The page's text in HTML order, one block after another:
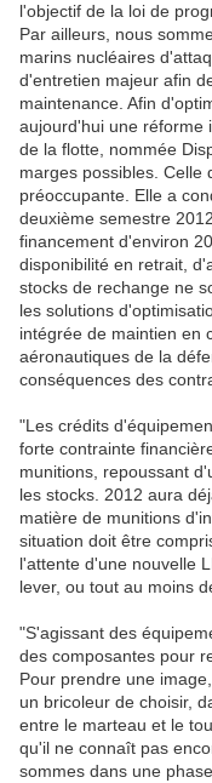
l'objectif de la loi de
Par ailleurs, nous
marins nucléaires
d'entretien majeur afin
maintenance. Afin
aujourd'hui une réforme
de la flotte, nommée
marges possibles. Celle
préoccupante. Elle a
deuxième semestre
financement d'environ
disponibilité en retrait,
stocks de rechange ne
les solutions
intégrée de maintien en
aéronautiques de la
conséquences des
"Les crédits
forte contrainte
munitions, repoussant
les stocks. 2012 aura
matière de munitions
situation doit être
l'attente d'une nouvelle
lever, ou tout au moins
"S'agissant des
des composantes pour
Pour prendre une
un bricoleur de choisir,
entre le marteau et le
qu'il ne connaît pas
sommes dans une